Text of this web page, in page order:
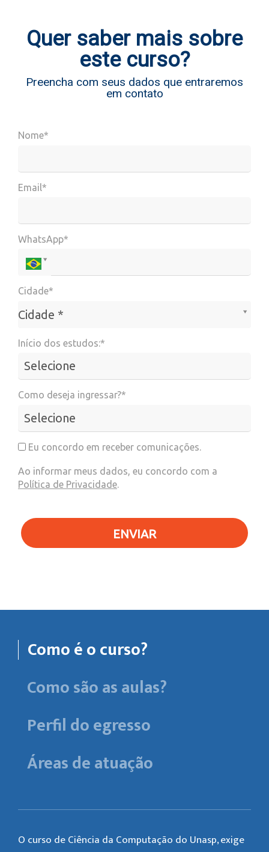
Quer saber mais sobre
este curso?
Preencha com seus dados que entraremos
em contato
Nome*
Email*
WhatsApp*
Cidade*
Cidade *
Cidade*
Início dos estudos:*
Como deseja ingressar?*
Eu concordo em receber comunicações.
Ao informar meus dados, eu concordo com a
Política de Privacidade.
ENVIAR
Como é o curso?
Como são as aulas?
Perfil do egresso
Áreas de atuação
O curso de Ciência da Computação do Unasp, exige